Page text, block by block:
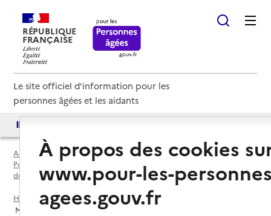
RÉPUBLIQUE
FRANÇAISE
Le site officiel d'information pour les
personnes âgées et les aidants
Accueil
Espace annuaire
Points d'information locaux dédiés aux personnes âgées par
département
Haute-Garonne (31)
Toulouse
Maison des Solidarités de Rangueil
À propos des cookies
www.pour-les-
agees.gouv.fr